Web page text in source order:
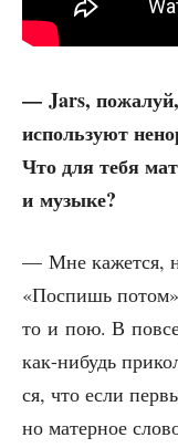
— Jars,
исполь­зу­ют
Что для тебя
и музыке?
— Мне кажет­ся,
«Поспишь
то и пою. В
как-нибудь
ся, что если
но матер­ное